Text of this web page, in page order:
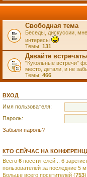
Свободная тема
Беседы, дискуссии,
интересы
Темы: 131
Давайте
"Кукольные встречи"
место, детали, и не
Темы: 466
ВХОД
Имя пользователя:
Пароль:
Забыли пароль?
КТО СЕЙЧАС НА
Всего 6 посетителей :: 6
пользователей за последние 5
Больше всего посетителей (753